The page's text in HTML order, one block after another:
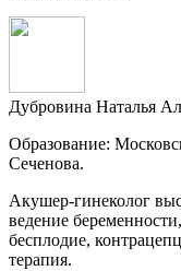
Дубровина Наталья
Образование:
Сеченова.
Акушер-гинеколог
ведение
бесплодие,
терапия.